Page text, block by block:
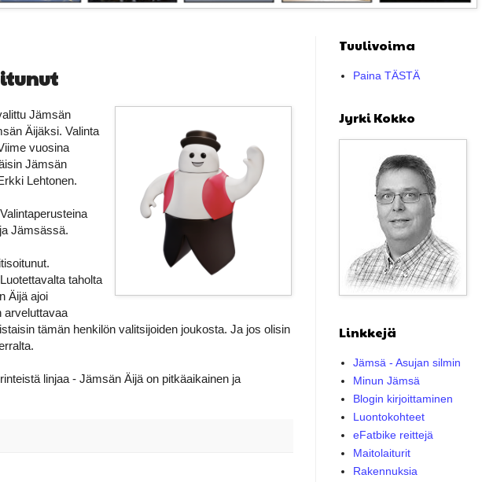
Jämsän
Äijäksi. Valinta
vuosina
Jämsän
Lehtonen.
Jämsässä.
taholta
Äijä ajoi
arveluttavaa
tämän henkilön valitsijoiden joukosta. Ja jos olisin
linjaa - Jämsän Äijä on pitkäaikainen ja
Tuulivoima
Paina TÄSTÄ
Jyrki Kokko
Linkkejä
Jämsä - Asujan silmin
Minun Jämsä
Blogin kirjoittaminen
Luontokohteet
eFatbike reittejä
Maitolaiturit
Rakennuksia